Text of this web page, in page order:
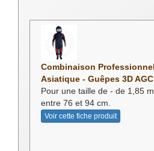
Combinaison
Asiatique - Guêpes 3D
Pour une taille de - de 1,85
entre 76 et 94 cm.
Voir cette fiche produit